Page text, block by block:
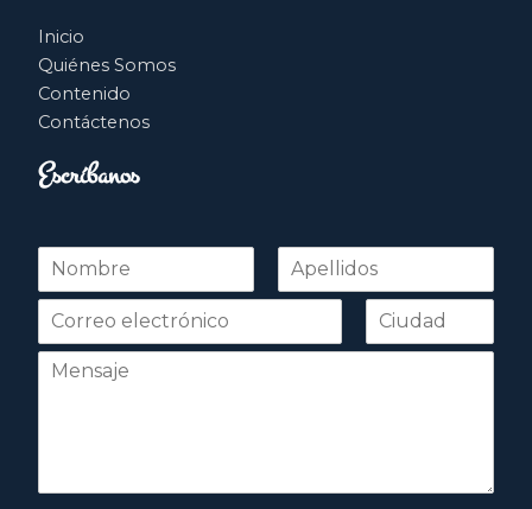
Inicio
Quiénes Somos
Contenido
Contáctenos
Escríbanos
N
m
r
Nombre Apellidos